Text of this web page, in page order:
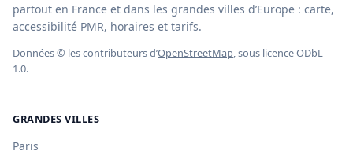
partout en France et dans les grandes villes d’Europe : carte,
accessibilité PMR, horaires et tarifs.
Données © les contributeurs d’OpenStreetMap, sous licence ODbL
1.0.
GRANDES VILLES
Paris